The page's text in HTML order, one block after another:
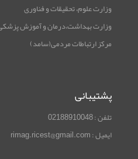
وزارت علوم، تحقیقات و فناوری
وزارت بهداشت،درمان و آموزش پزشکی
مرکز ارتباطات مردمی(سامد)
پشتیبانی
تلفن : 02188910048
ایمیل : rimag.ricest@gmail.com